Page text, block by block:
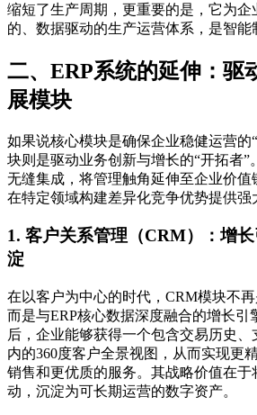
缩短了生产周期，更重要的是，它为企
的、数据驱动的生产运营体系，是智能
二、ERP系统的延伸：驱
展模块
如果说核心模块是确保企业稳健运营的
块则是驱动业务创新与增长的“开拓者”
无缝集成，将管理触角延伸至企业价值
在特定领域构建差异化竞争优势提供强
1. 客户关系管理（CRM）：增
淀
在以客户为中心的时代，CRM模块不再
而是与ERP核心数据深度融合的增长引
后，企业能够获得一个包含交易历史
内的360度客户全景视图，从而实现更
销售和更优质的服务。其战略价值在于
动，沉淀为可长期运营的数字资产。